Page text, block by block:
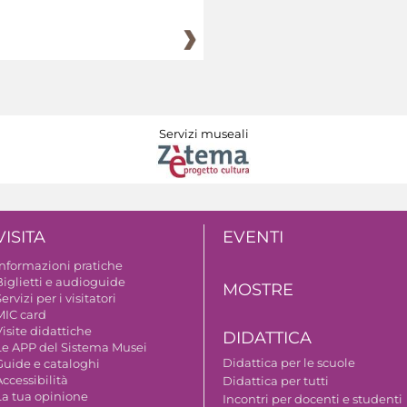
Servizi museali
pratiche
e audioguide
per i visitatori
card
didattiche
APP del Sistema Musei
e cataloghi
tua opinione
EVENTI
MOSTRE
DIDATTICA
Didattica per le scuole
Didattica per tutti
Incontri per docenti e studenti